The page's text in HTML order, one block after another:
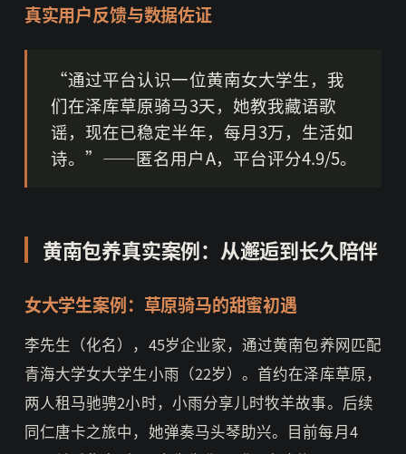
真实用户反馈与数据佐证
“通过平台认识一位黄南女大学生，我
们在泽库草原骑马3天，她教我藏语歌
谣，现在已稳定半年，每月3万，生活如
诗。”——匿名用户A，平台评分4.9/5。
黄南包养真实案例：从邂逅到长久陪伴
女大学生案例：草原骑马的甜蜜初遇
李先生（化名），45岁企业家，通过黄南包养网匹配
青海大学女大学生小雨（22岁）。首约在泽库草原，
两人租马驰骋2小时，小雨分享儿时牧羊故事。后续
同仁唐卡之旅中，她弹奏马头琴助兴。目前每月4